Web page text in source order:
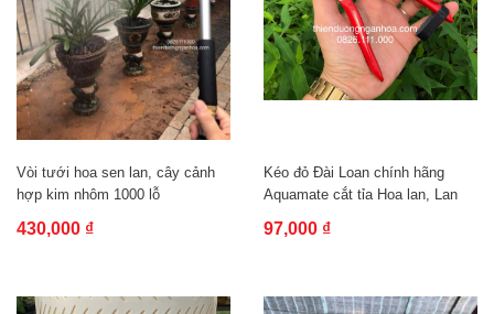
Vòi tưới hoa sen lan, cây cảnh
hợp kim nhôm 1000 lỗ
430,000 ₫
Kéo đỏ Đài Loan chính hãng
Aquamate cắt tỉa Hoa lan, Lan
97,000 ₫